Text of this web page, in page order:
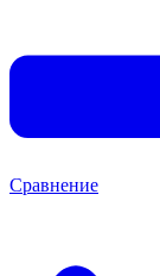
Сравнение